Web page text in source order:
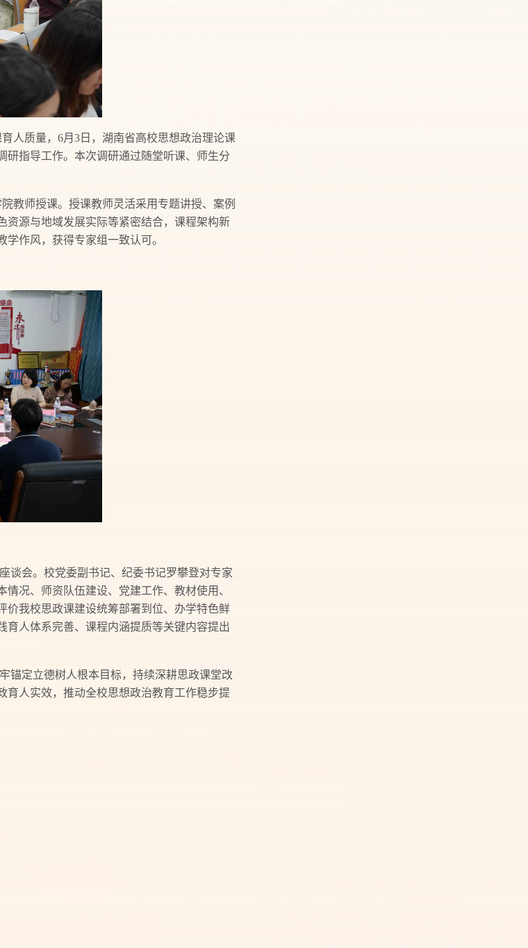
人质量，6月3日，湖南省高校思想政治理论课
指导工作。本次调研通过随堂听课、师生分
教师授课。授课教师灵活采用专题讲授、案例
资源与地域发展实际等紧密结合，课程架构新
作风，获得专家组一致认可。
谈会。校党委副书记、纪委书记罗攀登对专家
况、师资队伍建设、党建工作、教材使用、
价我校思政课建设统筹部署到位、办学特色鲜
育人体系完善、课程内涵提质等关键内容提出
锚定立德树人根本目标，持续深耕思政课堂改
人实效，推动全校思想政治教育工作稳步提